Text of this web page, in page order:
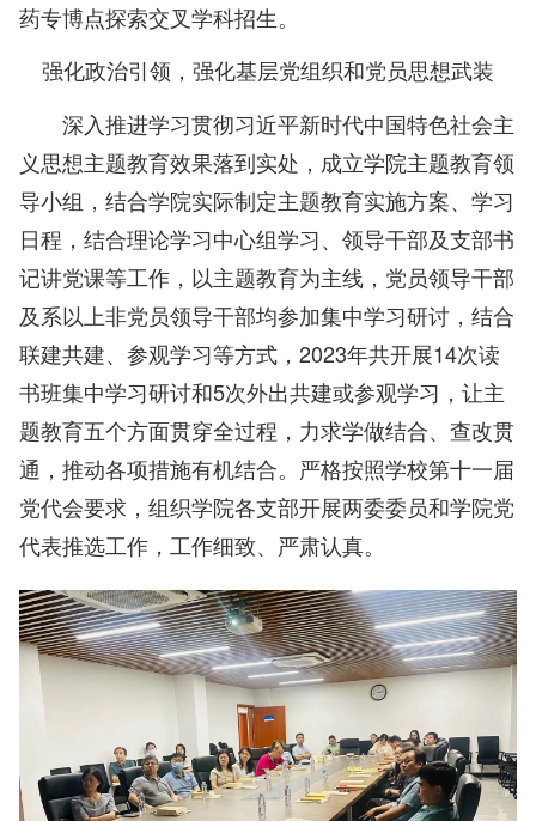
药专博点探索交叉学科招生。
强化政治引领，强化基层党组织和党员思想武装
深入推进学习贯彻习近平新时代中国特色社会主
义思想主题教育效果落到实处，成立学院主题教育领
导小组，结合学院实际制定主题教育实施方案、学习
日程，结合理论学习中心组学习、领导干部及支部书
记讲党课等工作，以主题教育为主线，党员领导干部
及系以上非党员领导干部均参加集中学习研讨，结合
联建共建、参观学习等方式，2023年共开展14次读
书班集中学习研讨和5次外出共建或参观学习，让主
题教育五个方面贯穿全过程，力求学做结合、查改贯
通，推动各项措施有机结合。严格按照学校第十一届
党代会要求，组织学院各支部开展两委委员和学院党
代表推选工作，工作细致、严肃认真。